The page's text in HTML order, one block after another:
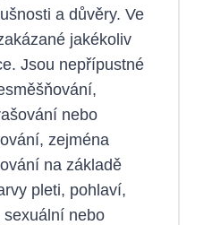
a důvěry. Ve
jakékoliv
Jsou nepřípustné
nebo
zejména
na základě
pleti, pohlaví,
sexuální nebo